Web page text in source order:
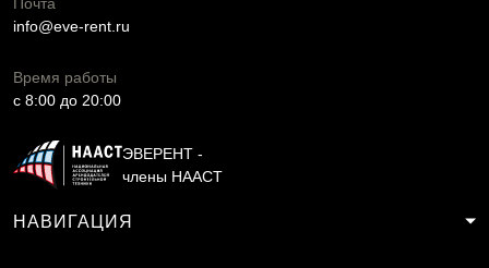
Почта
info@eve-rent.ru
Время работы
c 8:00 до 20:00
ЭВЕРЕНТ -
члены НААСТ
НАВИГАЦИЯ